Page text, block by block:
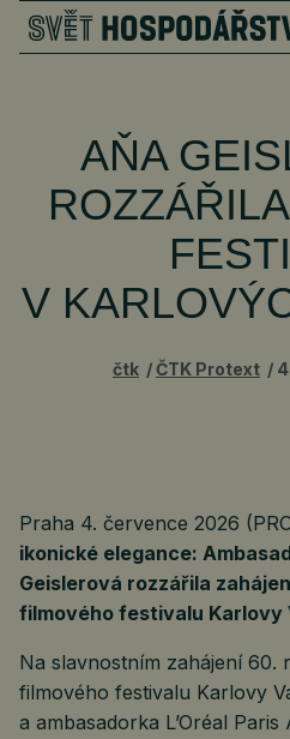
AŇA
V
čtk ČTK Protext
Praha 4. července 2026
ikonické elegance:
Geislerová rozzářila
filmového festivalu Karlovy
Na slavnostním zahájení 60.
filmového festivalu Karlovy
a ambasadorka L’Oréal Paris